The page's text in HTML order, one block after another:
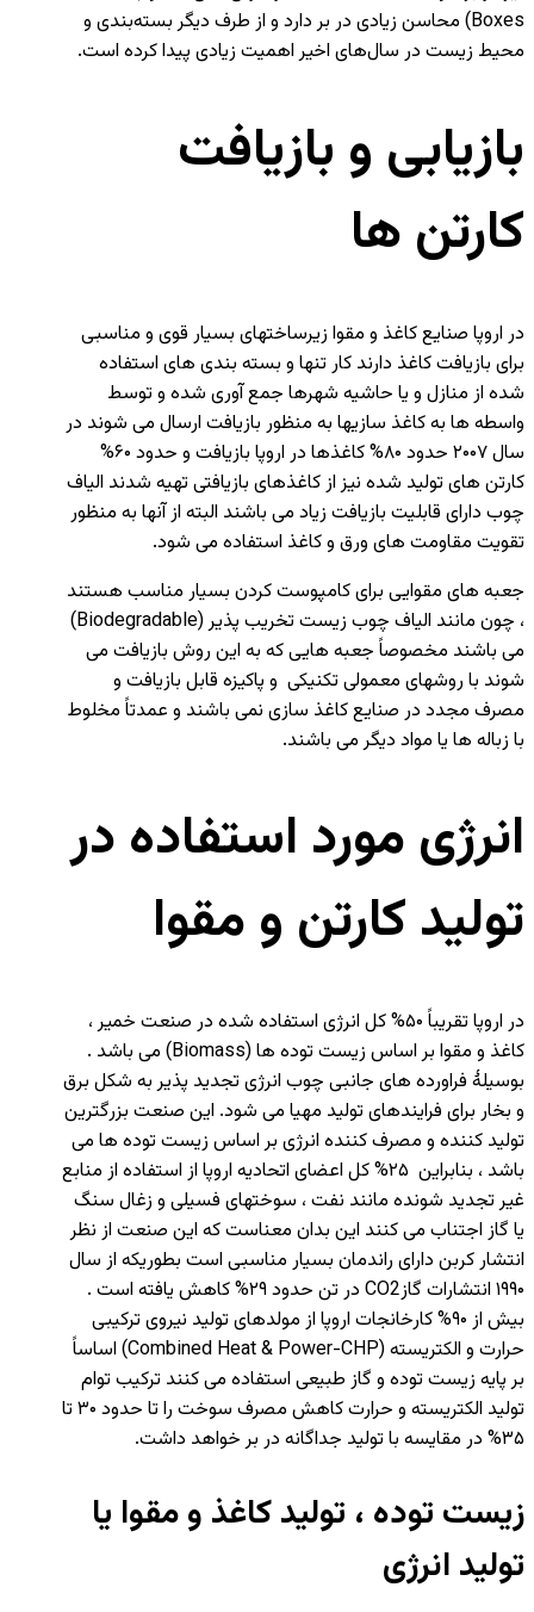
Boxes) محاسن زیادی در بر دارد و از طرف دیگر بسته‌بندی و
محیط ‌زیست در سال‌های اخیر اهمیت زیادی پیدا کرده است.
بازیابی و بازیافت
کارتن ها
در اروپا صنایع کاغذ و مقوا زیرساختهای بسیار قوی و مناسبی
برای بازیافت کاغذ دارند کار تنها و بسته بندی های استفاده
شده از منازل و یا حاشیه شهرها جمع آوری شده و توسط
واسطه ها به کاغذ سازیها به منظور بازیافت ارسال می شوند در
سال ۲۰۰۷ حدود ۸۰% کاغذها در اروپا بازیافت و حدود ۶۰%
کارتن های تولید شده نیز از کاغذهای بازیافتی تهیه شدند الیاف
چوب دارای قابلیت بازیافت زیاد می باشند البته از آنها به منظور
تقویت مقاومت های ورق و کاغذ استفاده می شود.
جعبه های مقوایی برای کامپوست کردن بسیار مناسب هستند
، چون مانند الیاف چوب زیست تخریب پذیر (Biodegradable)
می باشند مخصوصاً جعبه هایی که به این روش بازیافت می
شوند با روشهای معمولی تکنیکی و پاکیزه قابل بازیافت و
مصرف مجدد در صنایع کاغذ سازی نمی باشند و عمدتاً مخلوط
با زباله ها یا مواد دیگر می باشند.
انرژی مورد استفاده در
تولید کارتن و مقوا
در اروپا تقریباً ۵۰% کل انرژی استفاده شده در صنعت خمیر ،
کاغذ و مقوا بر اساس زیست توده ها (Biomass) می باشد .
بوسیلۀ فراورده های جانبی چوب انرژی تجدید پذیر به شکل برق
و بخار برای فرایندهای تولید مهیا می شود. این صنعت بزرگترین
تولید کننده و مصرف کننده انرژی بر اساس زیست توده ها می
باشد ، بنابراین ۲۵% کل اعضای اتحادیه اروپا از استفاده از منابع
غیر تجدید شونده مانند نفت ، سوختهای فسیلی و زغال سنگ
یا گاز اجتناب می کنند این بدان معناست که این صنعت از نظر
انتشار کربن دارای راندمان بسیار مناسبی است بطوریکه از سال
۱۹۹۰ انتشارات گازCO2 در تن حدود ۲۹% کاهش یافته است .
بیش از ۹۰% کارخانجات اروپا از مولدهای تولید نیروی ترکیبی
حرارت و الکتریسته (Combined Heat & Power-CHP) اساساً
بر پایه زیست توده و گاز طبیعی استفاده می کنند ترکیب توام
تولید الکتریسته و حرارت کاهش مصرف سوخت را تا حدود ۳۰ تا
۳۵% در مقایسه با تولید جداگانه در بر خواهد داشت.
زیست توده ، تولید کاغذ و مقوا یا
تولید انرژی